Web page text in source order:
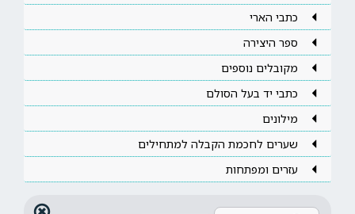
כתבי הארי
ספר היצירה
מקובלים נוספים
כתבי יד בעל הסולם
מילונים
שערים לחכמת הקבלה למתחילים
עזרים ומפתחות